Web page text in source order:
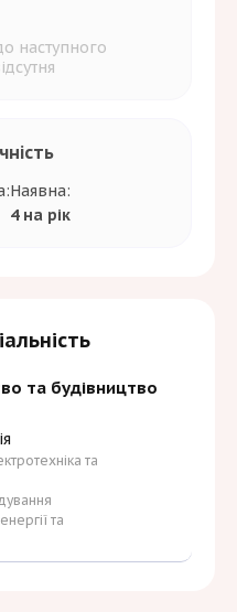
та будівництво
та
та
наступного
Наявна:
4 на рік